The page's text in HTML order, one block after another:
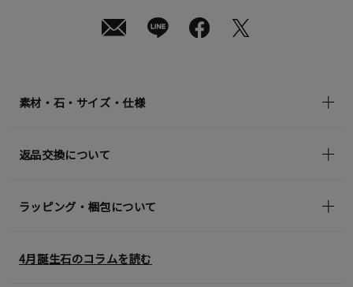
素材・石・サイズ・仕様
返品交換について
ラッピング・梱包について
4月誕生石のコラムを読む